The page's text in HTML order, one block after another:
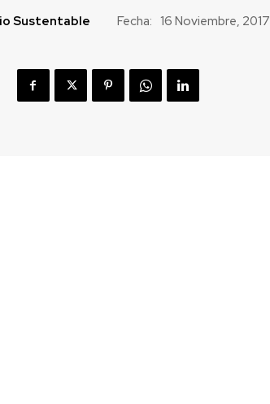
Sustentable Fecha: 16 Noviembre, 2017